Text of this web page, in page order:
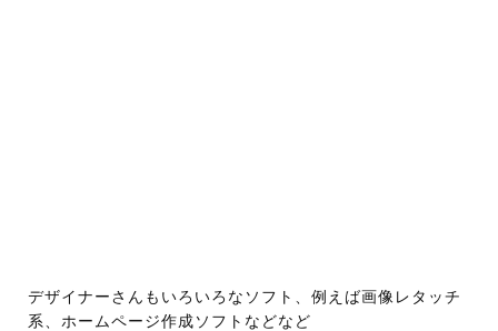
デザイナーさんもいろいろなソフト、例えば画像レタッチ
系、ホームページ作成ソフトなどなど